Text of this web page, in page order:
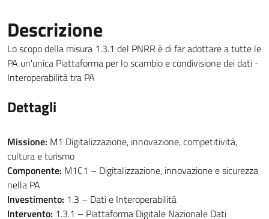
Descrizione
Lo scopo della misura 1.3.1 del PNRR è di far adottare a tutte le
PA un'unica Piattaforma per lo scambio e condivisione dei dati -
Interoperabilità tra PA
Dettagli
Missione: M1 Digitalizzazione, innovazione, competitività,
cultura e turismo
Componente: M1C1 – Digitalizzazione, innovazione e sicurezza
nella PA
Investimento: 1.3 – Dati e Interoperabilità
Intervento: 1.3.1 – Piattaforma Digitale Nazionale Dati